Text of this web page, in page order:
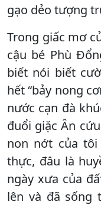
gạo dẻo tượng
Trong giấc mơ
cậu bé Phù
biết nói biết
hết “bảy nong
nước cạn đà
đuổi giặc Ân
non nớt của
thực, đâu là
ngày xưa của
lên và đã sống